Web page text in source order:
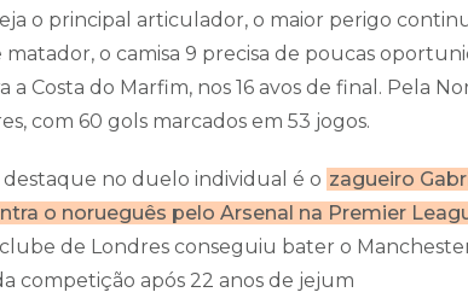
o principal articulador, o maior perigo
o camisa 9 precisa de poucas
a Costa do Marfim, nos 16 avos de final. Pela
com 60 gols marcados em 53 jogos.
no duelo individual é o zagueiro
o norueguês pelo Arsenal na Premier
de Londres conseguiu bater o
competição após 22 anos de jejum